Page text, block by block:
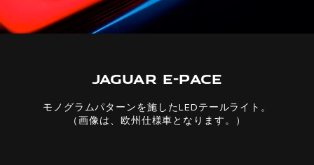
JAGUAR E-PACE
モノグラムパターンを施したLEDテールライト。
（画像は、欧州仕様車となります。）